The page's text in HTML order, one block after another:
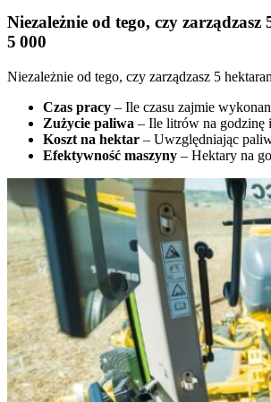
Niezależnie od tego, czy
5 000
Niezależnie od tego, czy zarządzasz 5
Czas pracy – Ile czasu zajmie
Zużycie paliwa – Ile litrów na godzinę
Koszt na hektar – Uwzględniając
Efektywność maszyny – Hektary na